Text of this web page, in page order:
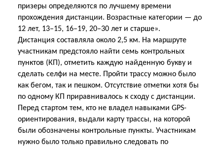
призеры определяются по лучшему времени
прохождения дистанции. Возрастные категории — до
12 лет, 13–15, 16–19, 20–30 лет и старше».
Дистанция составляла около 2,5 км. На маршруте
участникам предстояло найти семь контрольных
пунктов (КП), отметить каждую найденную букву и
сделать селфи на месте. Пройти трассу можно было
как бегом, так и пешком. Отсутствие отметки хотя бы
по одному КП приравнивалось к сходу с дистанции.
Перед стартом тем, кто не владел навыками GPS-
ориентирования, выдали карту трассы, на которой
были обозначены контрольные пункты. Участникам
нужно было только правильно следовать по